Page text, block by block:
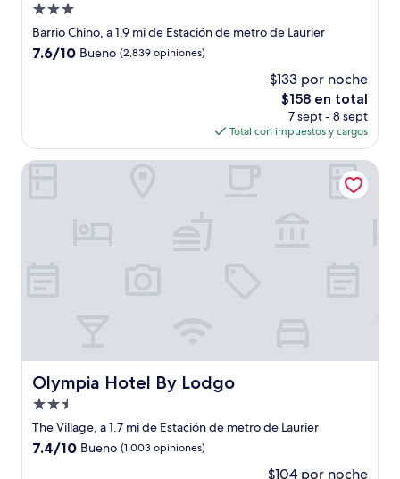
Propiedad
de
3.0
Barrio Chino, a 1.9 mi de Estación de metro de Laurier
7.6
7.6/10 Bueno (2,839 opiniones)
$133 por noche
El
precio
actual
es
de
$158 en total
7 sept - 8 sept
Total con impuestos y cargos
Olympia Hotel By Lodgo
Olympia Hotel By Lodgo
Propiedad
de
2.5
The Village, a 1.7 mi de Estación de metro de Laurier
7.4
7.4/10 Bueno (1,003 opiniones)
$104 por noche
Olympia Hotel By Lodgo